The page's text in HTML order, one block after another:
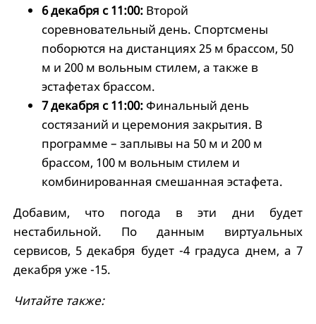
6 декабря с 11:00:Второй
соревновательный день. Спортсмены
поборются на дистанциях 25 м брассом, 50
м и 200 м вольным стилем, а также в
эстафетах брассом.
7 декабря с 11:00:Финальный день
состязаний и церемония закрытия. В
программе – заплывы на 50 м и 200 м
брассом, 100 м вольным стилем и
комбинированная смешанная эстафета.
Добавим, что погода в эти дни будет
нестабильной. По данным виртуальных
сервисов, 5 декабря будет -4 градуса днем, а 7
декабря уже -15.
Читайте также: